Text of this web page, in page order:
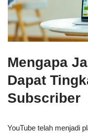
Mengapa
Dapat
Subscriber
YouTube telah menjadi